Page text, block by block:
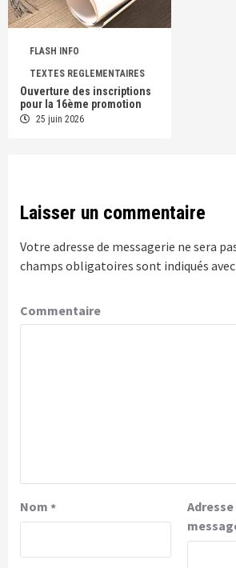
FLASH INFO
TEXTES REGLEMENTAIRES
Ouverture des inscriptions
pour la 16ème promotion
25 juin 2026
Laisser un commentaire
Votre adresse de messagerie ne sera
champs obligatoires sont indiqués avec
Commentaire
Nom *
Adresse